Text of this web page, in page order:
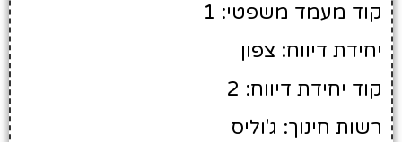
קוד מעמד משפטי: 1
יחידת דיווח: צפון
קוד יחידת דיווח: 2
רשות חינוך: ג'וליס